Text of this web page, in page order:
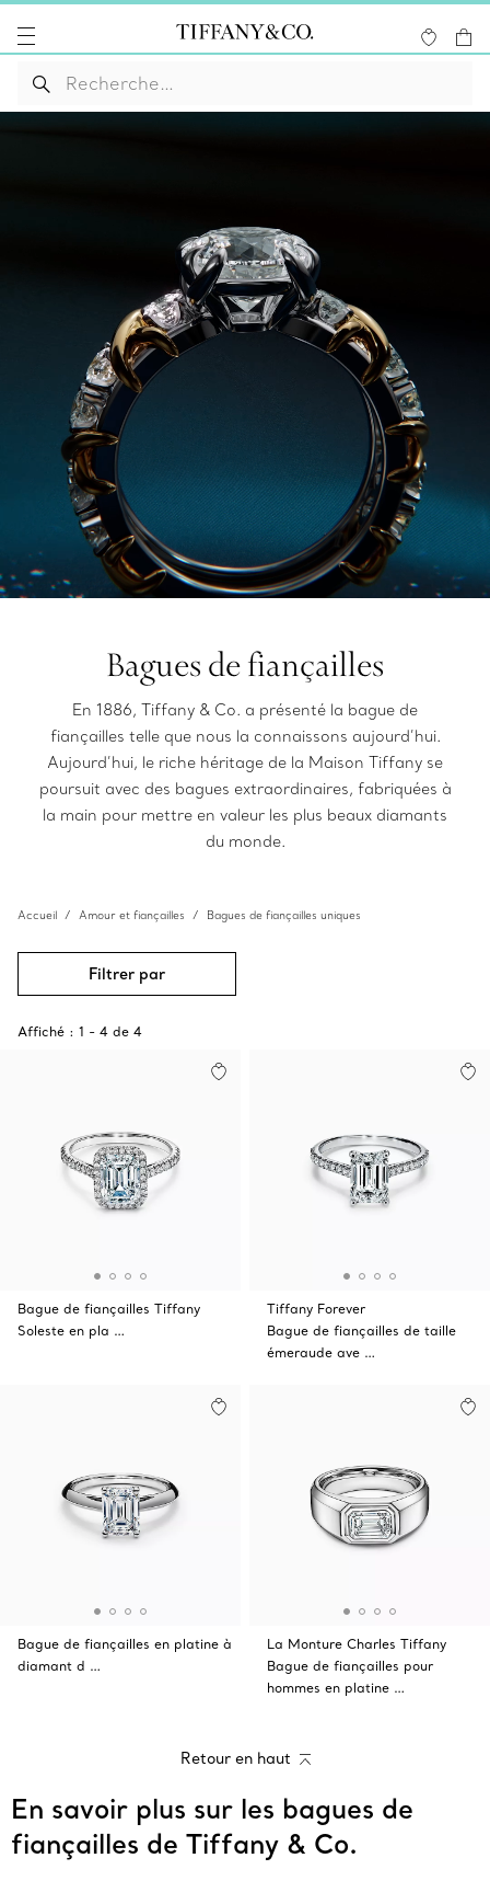
Bagues de fiançailles
En 1886, Tiffany & Co. a présenté la bague de
fiançailles telle que nous la connaissons aujourd’hui.
Aujourd’hui, le riche héritage de la Maison Tiffany se
poursuit avec des bagues extraordinaires, fabriquées à
la main pour mettre en valeur les plus beaux diamants
du monde.
Accueil Amour et fiançailles Bagues de fiançailles uniques
Filtrer par
Affiché : 1 - 4 de 4
Bague de fiançailles Tiffany
Soleste en pla …
Tiffany Forever
Bague de fiançailles de taille
émeraude ave …
Bague de fiançailles en platine à
diamant d …
La Monture Charles Tiffany
Bague de fiançailles pour
hommes en platine …
Retour en haut
En savoir plus sur les bagues de
fiançailles de Tiffany & Co.